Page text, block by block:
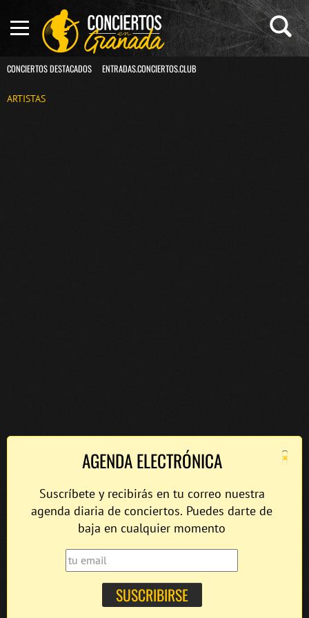
CONCIERTOS DESTACADOS ENTRADAS.CONCIERTOS.CLUB
ARTISTAS
×
AGENDA ELECTRÓNICA
Suscríbete y recibirás en tu correo nuestra
agenda diaria de conciertos. Puedes darte de
baja en cualquier momento